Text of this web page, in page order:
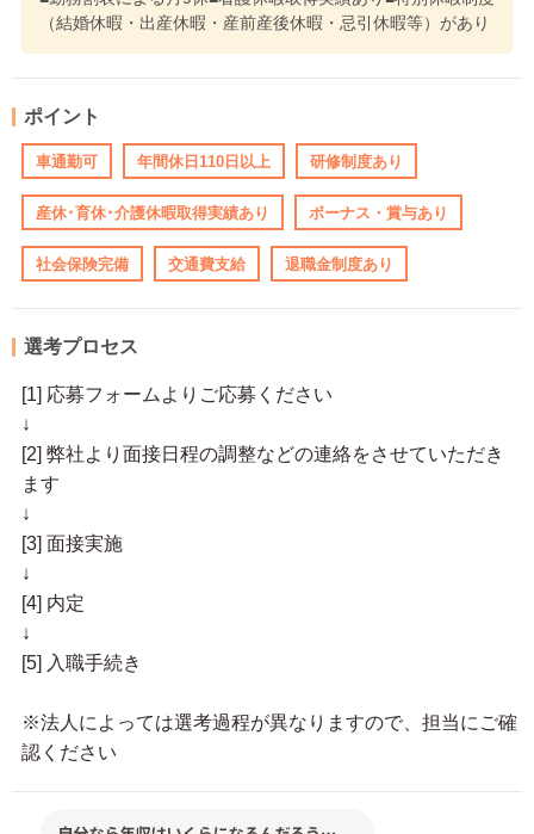
（結婚休暇・出産休暇・産前産後休暇・忌引休暇等）があり
ポイント
車通勤可 年間休日110日以上 研修制度あり
産休･育休･介護休暇取得実績あり ボーナス・賞与あり
社会保険完備 交通費支給 退職金制度あり
選考プロセス
[1] 応募フォームよりご応募ください
↓
[2] 弊社より面接日程の調整などの連絡をさせていただき
ます
↓
[3] 面接実施
↓
[4] 内定
↓
[5] 入職手続き
※法人によっては選考過程が異なりますので、担当にご確
認ください